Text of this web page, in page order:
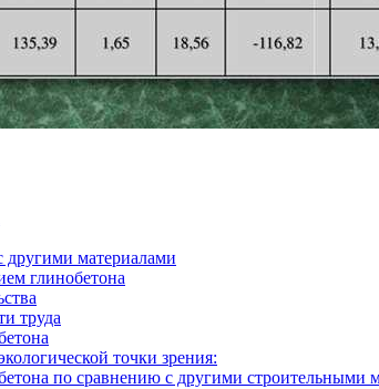
другими материалами
глинобетона
труда
точки зрения:
по сравнению с другими строительными